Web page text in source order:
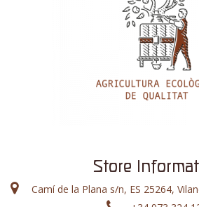
Store
Camí de la Plana s/n, ES 25264,